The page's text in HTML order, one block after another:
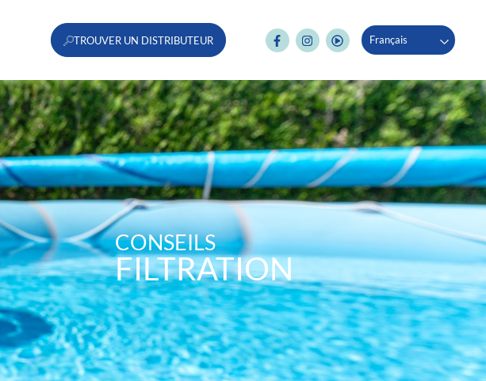
TROUVER UN DISTRIBUTEUR Français
CONSEILS
FILTRATION